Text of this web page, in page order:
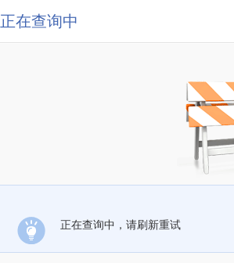
正在查询中
正在查询中，请刷新重试